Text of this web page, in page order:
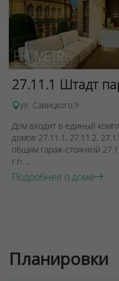
27.11.1 Штадт
ул. Савицкого,9
Дом входит в единый
домов 27.11.1, 27.11.2,
общим гараж-стоянкой
г.п. ...
Подробнее о доме
Планировки
Для обеспечения
используются cookies